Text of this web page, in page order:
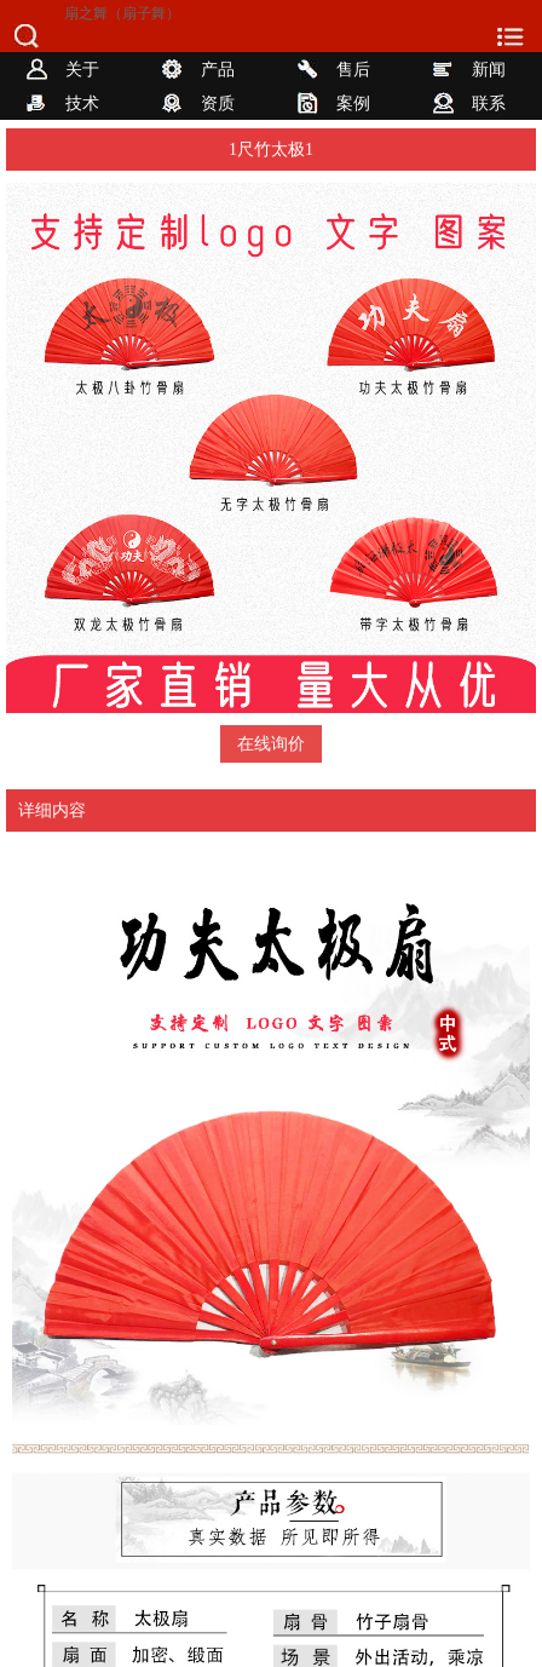
扇之舞（扇子舞）
关于 产品 售后
新闻
技术
资质 案例 联系
1尺竹太极1
在线询价
详细内容